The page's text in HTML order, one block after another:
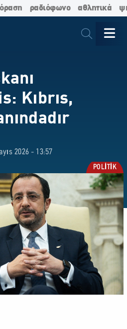
ραδιόφωνο αθλητικά
Kıbrıs,
2026 - 13:57
POLİTİK